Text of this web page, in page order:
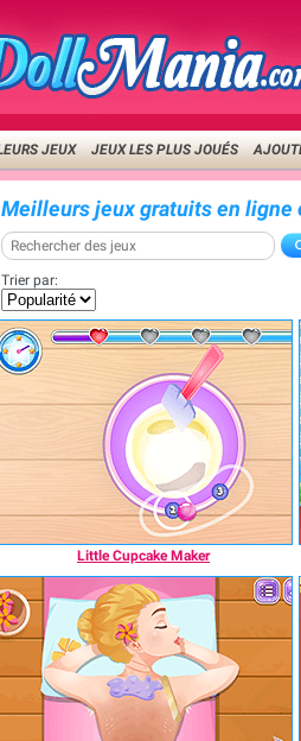
JEUX JEUX LES PLUS JOUÉS
Meilleurs jeux gratuits en ligne
Trier par:
Little Cupcake Maker